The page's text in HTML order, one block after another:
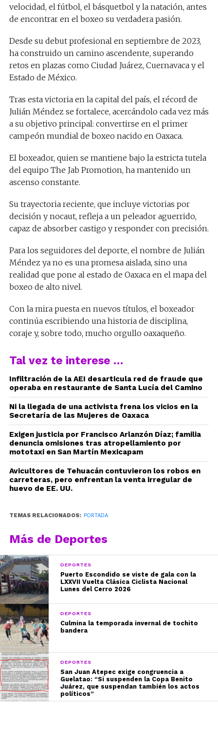
velocidad, el fútbol, el básquetbol y la natación, antes
de encontrar en el boxeo su verdadera pasión.
Desde su debut profesional en septiembre de 2023,
ha construido un camino ascendente, superando
retos en plazas como Ciudad Juárez, Cuernavaca y el
Estado de México.
Tras esta victoria en la capital del país, el récord de
Julián Méndez se fortalece, acercándolo cada vez más
a su objetivo principal: convertirse en el primer
campeón mundial de boxeo nacido en Oaxaca.
El boxeador, quien se mantiene bajo la estricta tutela
del equipo The Jab Promotion, ha mantenido un
ascenso constante.
Su trayectoria reciente, que incluye victorias por
decisión y nocaut, refleja a un peleador aguerrido,
capaz de absorber castigo y responder con precisión.
Para los seguidores del deporte, el nombre de Julián
Méndez ya no es una promesa aislada, sino una
realidad que pone al estado de Oaxaca en el mapa del
boxeo de alto nivel.
Con la mira puesta en nuevos títulos, el boxeador
continúa escribiendo una historia de disciplina,
coraje y, sobre todo, mucho orgullo oaxaqueño.
Tal vez te interese …
Infiltración de la AEI desarticula red de fraude que
operaba en restaurante de Santa Lucía del Camino
Ni la llegada de una activista frena los vicios en la
Secretaría de las Mujeres de Oaxaca
Exigen justicia por Francisco Arlanzón Díaz; familia
denuncia omisiones tras atropellamiento por
mototaxi en San Martín Mexicapam
Avicultores de Tehuacán contuvieron los robos en
carreteras, pero enfrentan la venta irregular de
huevo de EE. UU.
TEMAS RELACIONADOS: PORTADA
Más de Deportes
DEPORTES
Puerto Escondido se viste de gala con la
LXXVII Vuelta Clásica Ciclista Nacional
Lunes del Cerro 2026
DEPORTES
Culmina la temporada invernal de tochito
bandera
DEPORTES
San Juan Atepec exige congruencia a
Guelatao: “Si suspenden la Copa Benito
Juárez, que suspendan también los actos
políticos”